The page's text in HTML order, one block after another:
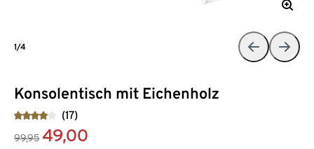
Konsolentisch mit Eichenholz
(17)
99,95 49,00
1/4